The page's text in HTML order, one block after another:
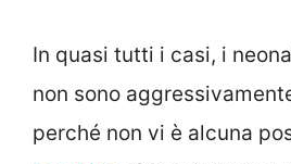
In quasi tutti i casi, i
non sono
perché non vi è alcuna